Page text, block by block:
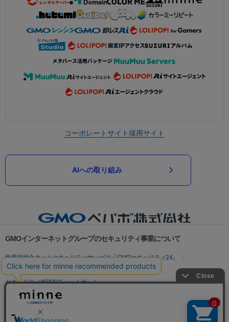
コーポレートサイト採用サイト
AIへの取り組み
GMOインターネットグループのセキュリティ事業について
世界初総合ネットセキュリティサービス「GMOセキュリティ24」
パスワード漏洩診断
Webサイトリスク診断
セキュリティ相談AIチャットボット
実在証明・盗聴対策
サイバー攻撃対策（GMO Flatt Security）